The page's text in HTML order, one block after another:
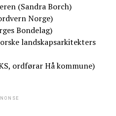
(Sandra Borch)
Norge)
Bondelag)
landskapsarkitekters
ordførar Hå kommune)